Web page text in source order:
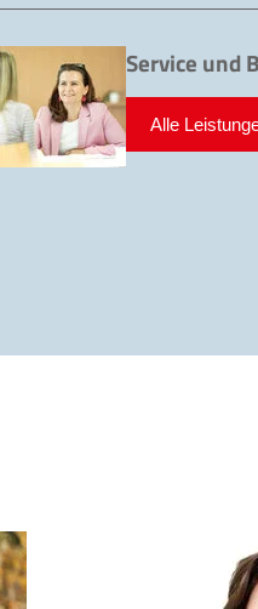
Service und
Alle